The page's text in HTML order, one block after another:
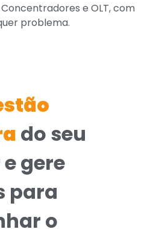
Concentradores e OLT, com
problema.
do seu
gere
para
o